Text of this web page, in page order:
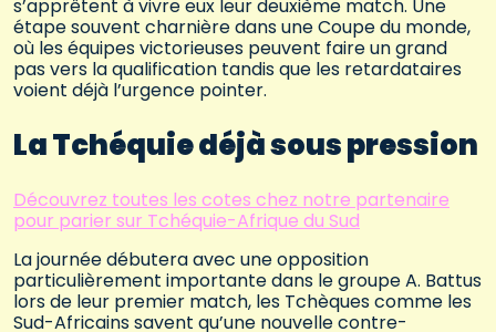
s’apprêtent à vivre eux leur deuxième match. Une
étape souvent charnière dans une Coupe du monde,
où les équipes victorieuses peuvent faire un grand
pas vers la qualification tandis que les retardataires
voient déjà l’urgence pointer.
La Tchéquie déjà sous pression
Découvrez toutes les cotes chez notre partenaire
pour parier sur Tchéquie-Afrique du Sud
La journée débutera avec une opposition
particulièrement importante dans le groupe A. Battus
lors de leur premier match, les Tchèques comme les
Sud-Africains savent qu’une nouvelle contre-